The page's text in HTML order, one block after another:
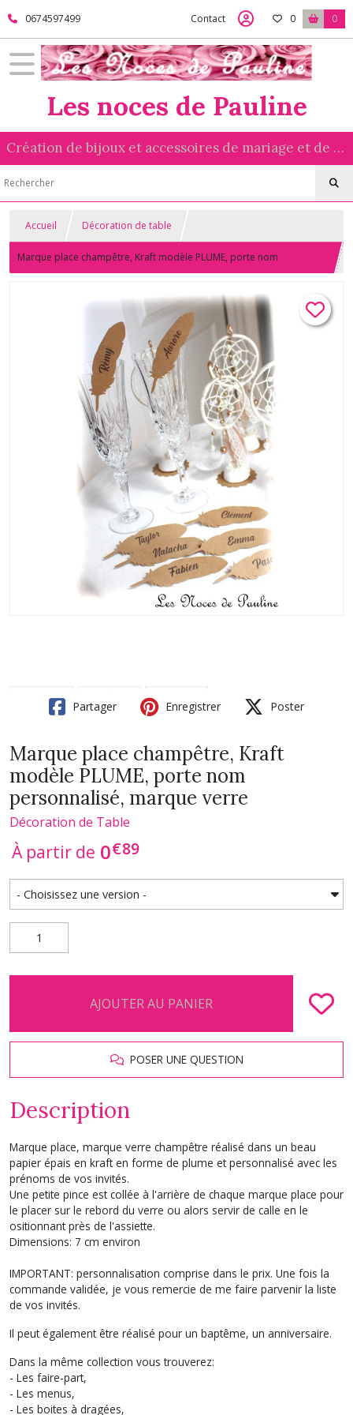
0674597499 Contact 0 0
Les noces de Pauline
Création de bijoux et accessoires de mariage et de cérémonie réalisés avec amour
Accueil Décoration de table
Marque place champêtre, Kraft modèle PLUME, porte nom
Partager Enregistrer Poster
Marque place champêtre, Kraft
modèle PLUME, porte nom
personnalisé, marque verre
Décoration de Table
À partir de 0€89
AJOUTER AU PANIER
POSER UNE QUESTION
Description
Marque place, marque verre champêtre réalisé dans un beau
papier épais en kraft en forme de plume et personnalisé avec les
prénoms de vos invités.
Une petite pince est collée à l'arrière de chaque marque place pour
le placer sur le rebord du verre ou alors servir de calle en le
ositionnant près de l'assiette.
Dimensions: 7 cm environ
IMPORTANT: personnalisation comprise dans le prix. Une fois la
commande validée, je vous remercie de me faire parvenir la liste
de vos invités.
Il peut également être réalisé pour un baptême, un anniversaire.
Dans la même collection vous trouverez:
- Les faire-part,
- Les menus,
- Les boites à dragées,